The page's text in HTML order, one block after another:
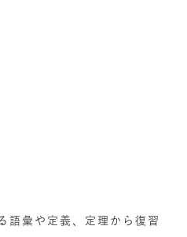
語彙や定義、定理から復習